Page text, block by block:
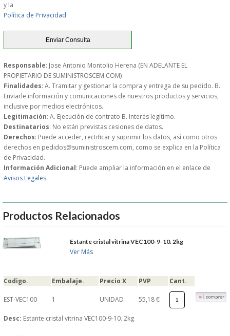
MAQUINARIA FRIA
MENAJE DE COCINA
MAQUINARIA OTROS
MUEBLES
MUEBLES INOX. COCINA
VAJILLA
CUCHILLOS DE COCINA
FORMA DE PAGO
y la
Política de Privacidad
Responsable: Jose Antonio Montolio Herena (EN ADELANTE EL
PROPIETARIO DE SUMINISTROSCEM.COM)
Finalidades: A. Tramitar y gestionar la compra y entrega de su pedido. B.
Enviarle información y comunicaciones de nuestros productos y servicios,
inclusive por medios electrónicos.
Legitimación: A. Ejecución de contrato B. Interés legítimo.
Destinatarios: No están previstas cesiones de datos.
Derechos: Puede acceder, rectificar y suprimir los datos, así como otros
derechos en pedidos@suministroscem.com, como se explica en la Política
de Privacidad.
Información Adicional: Puede ampliar la información en el enlace de
Avisos Legales.
Productos Relacionados
Estante cristal vitrina VEC100-9-10. 2kg
Ver Más
Codigo. Embalaje. Precio X PVP Cant.
EST-VEC100 1 UNIDAD 55,18 €
Desc: Estante cristal vitrina VEC100-9-10. 2kg